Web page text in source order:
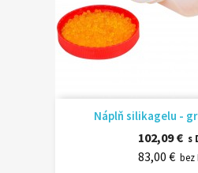
Náplň silikagelu -
102,09 € s
83,00 € bez